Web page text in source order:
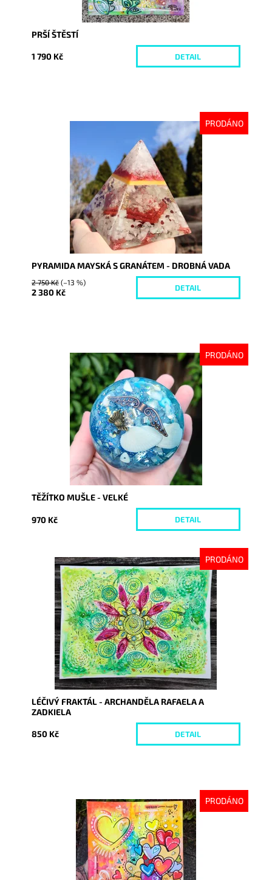
PRŠÍ ŠTĚSTÍ
1 790 Kč DETAIL
PRODÁNO
6077
PYRAMIDA MAYSKÁ S GRANÁTEM - DROBNÁ VADA
2 750 Kč(–13 %)
2 380 Kč DETAIL
PRODÁNO
Dostupnost:
Vyprodáno
6695
TĚŽÍTKO MUŠLE - VELKÉ
970 Kč DETAIL
PRODÁNO
Dostupnost:
Vyprodáno
8395
LÉČIVÝ FRAKTÁL - ARCHANDĚLA RAFAELA A
ZADKIELA
850 Kč DETAIL
PRODÁNO
Dostupnost:
Vyprodáno
8651